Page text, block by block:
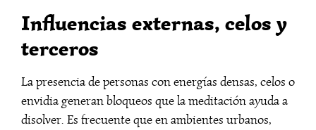
Influencias externas, celos y
terceros
La presencia de personas con energías densas, celos o
envidia generan bloqueos que la meditación ayuda a
disolver. Es frecuente que en ambientes urbanos,